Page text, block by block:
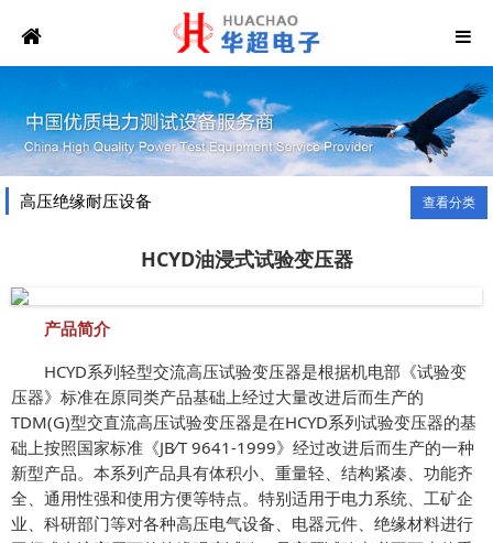
高压绝缘耐压设备 查看分类
HCYD油浸式试验变压器
产品简介
HCYD系列轻型交流高压试验变压器是根据机电部《试验变
压器》标准在原同类产品基础上经过大量改进后而生产的
TDM(G)型交直流高压试验变压器是在HCYD系列试验变压器的基
础上按照国家标准《JB∕T 9641-1999》经过改进后而生产的一种
新型产品。本系列产品具有体积小、重量轻、结构紧凑、功能齐
全、通用性强和使用方便等特点。特别适用于电力系统、工矿企
业、科研部门等对各种高压电气设备、电器元件、绝缘材料进行